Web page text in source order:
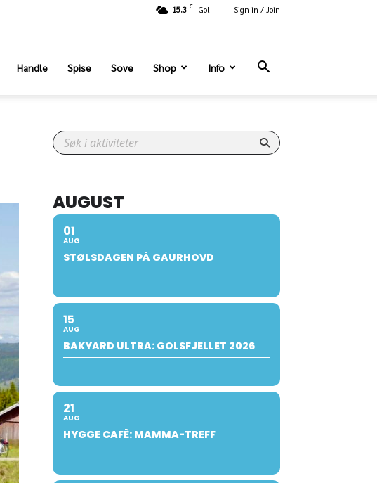
15.3 C Gol Sign in / Join
Handle Spise Sove Shop Info
AUGUST
01
AUG
STØLSDAGEN PÅ GAURHOVD
15
AUG
BAKYARD ULTRA: GOLSFJELLET 2026
21
AUG
HYGGE CAFÈ: MAMMA-TREFF